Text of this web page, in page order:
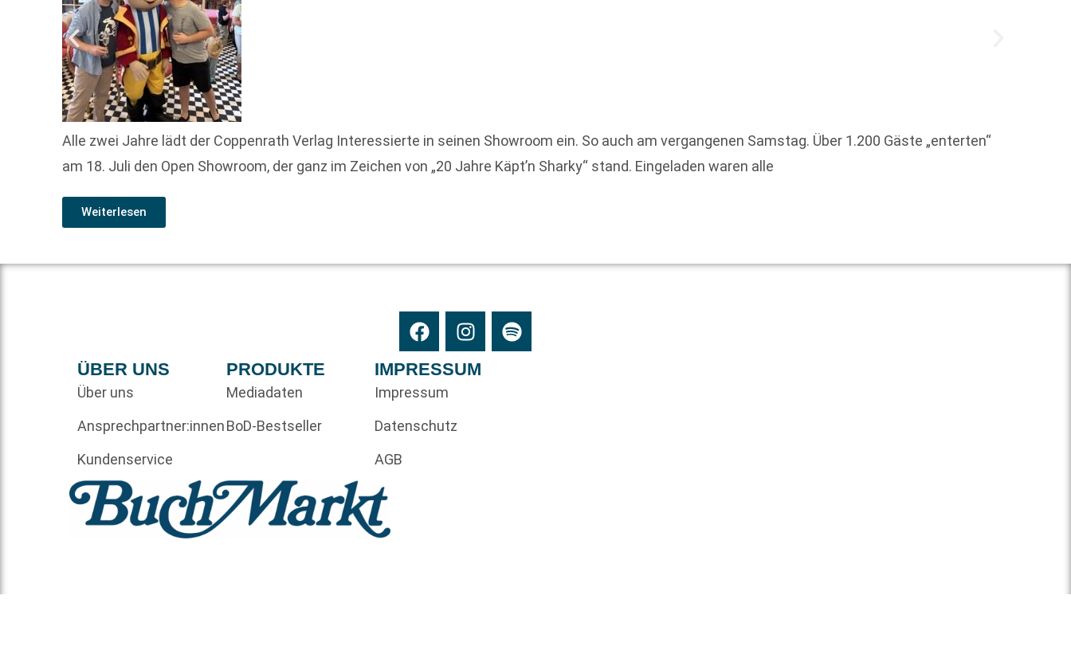
Alle zwei Jahre lädt der Coppenrath Verlag Interessierte in seinen Showroom ein. So auch am vergangenen Samstag. Über 1.200 Gäste „enterten“
am 18. Juli den Open Showroom, der ganz im Zeichen von „20 Jahre Käpt’n Sharky“ stand. Eingeladen waren alle
Weiterlesen
ÜBER UNS
Über uns
Ansprechpartner:innen
Kundenservice
PRODUKTE
Mediadaten
BoD-Bestseller
IMPRESSUM
Impressum
Datenschutz
AGB